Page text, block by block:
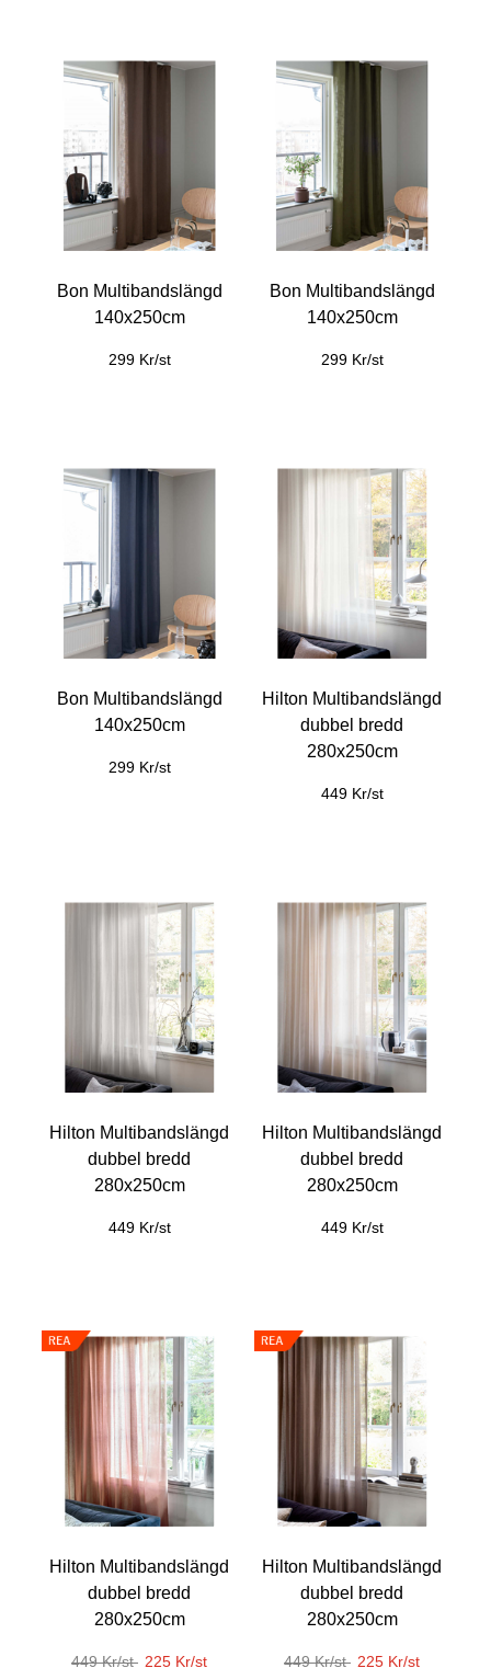
Bon Multibandslängd
140x250cm
299 Kr/st
Bon Multibandslängd
140x250cm
299 Kr/st
Bon Multibandslängd
140x250cm
299 Kr/st
Hilton Multibandslängd
dubbel bredd
280x250cm
449 Kr/st
Hilton Multibandslängd
dubbel bredd
280x250cm
449 Kr/st
Hilton Multibandslängd
dubbel bredd
280x250cm
449 Kr/st
Hilton Multibandslängd
dubbel bredd
280x250cm
449 Kr/st 225 Kr/st
Hilton Multibandslängd
dubbel bredd
280x250cm
449 Kr/st 225 Kr/st